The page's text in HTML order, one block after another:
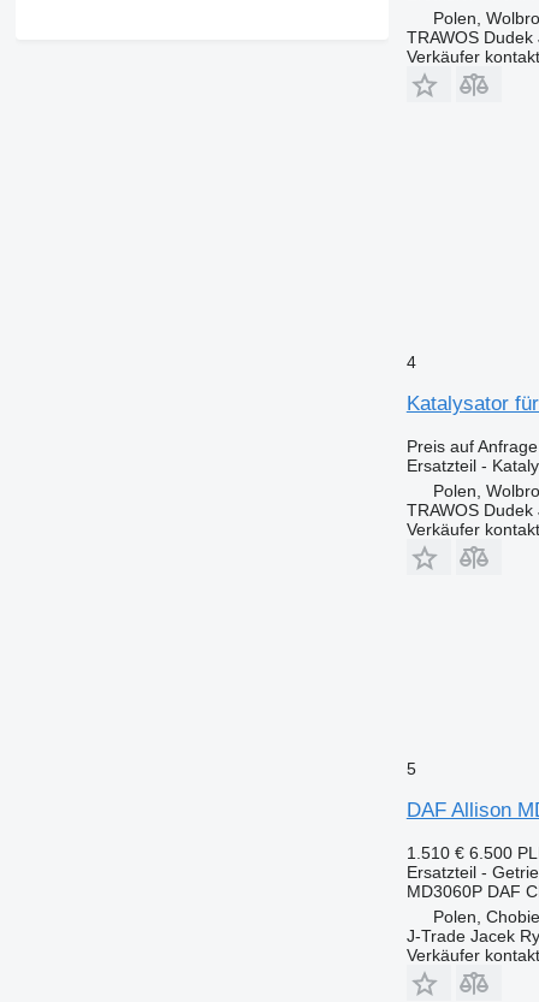
Polen,
TRAWOS Dudek
Verkäufer
4
Katalysator
Preis auf Anfrage
Ersatzteil -
Polen,
TRAWOS Dudek
Verkäufer
5
DAF Allison
1.510 € 6.500
Ersatzteil -
MD3060P DAF
Polen,
J-Trade Jacek
Verkäufer